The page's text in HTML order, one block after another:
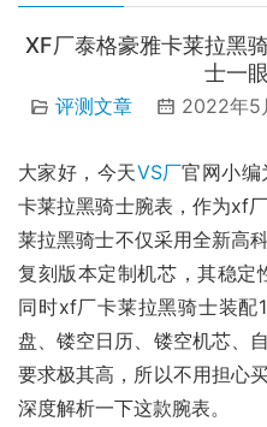
XF厂泰格豪雅卡莱拉黑
士一
评测文章 2022年5
大家好，今天VS厂官网小编
卡莱拉黑骑士腕表，作为xf
莱拉黑骑士不仅采用全新高
复刻版本定制机芯，其稳定
同时xf厂卡莱拉黑骑士装配
盘、镂空日历、镂空机芯、
要求极其高，所以不用担心
深度解析一下这款腕表。